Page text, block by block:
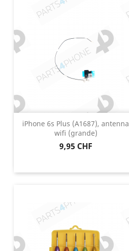
iPhone 6s Plus (A1687), antenna
wifi (grande)
Prezzo
9,95 CHF